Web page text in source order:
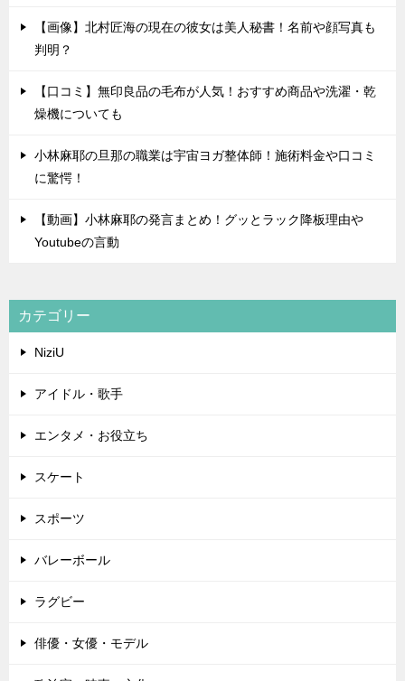
【画像】北村匠海の現在の彼女は美人秘書！名前や顔写真も
判明？
【口コミ】無印良品の毛布が人気！おすすめ商品や洗濯・乾
燥機についても
小林麻耶の旦那の職業は宇宙ヨガ整体師！施術料金や口コミ
に驚愕！
【動画】小林麻耶の発言まとめ！グッとラック降板理由や
Youtubeの言動
カテゴリー
NiziU
アイドル・歌手
エンタメ・お役立ち
スケート
スポーツ
バレーボール
ラグビー
俳優・女優・モデル